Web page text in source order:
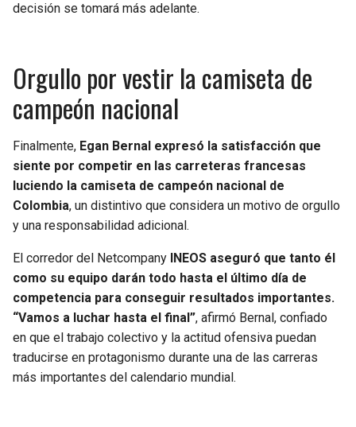
decisión se tomará más adelante.
Orgullo por vestir la camiseta de
campeón nacional
Finalmente, Egan Bernal expresó la satisfacción que
siente por competir en las carreteras francesas
luciendo la camiseta de campeón nacional de
Colombia, un distintivo que considera un motivo de orgullo
y una responsabilidad adicional.
El corredor del Netcompany INEOS aseguró que tanto él
como su equipo darán todo hasta el último día de
competencia para conseguir resultados importantes.
“Vamos a luchar hasta el final”, afirmó Bernal, confiado
en que el trabajo colectivo y la actitud ofensiva puedan
traducirse en protagonismo durante una de las carreras
más importantes del calendario mundial.